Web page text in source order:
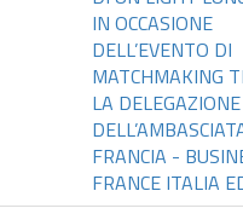
IN OCCASIONE
DELL’EVENTO DI
MATCHMAKING
LA DELEGAZIONE
FRANCIA -
FRANCE ITALIA